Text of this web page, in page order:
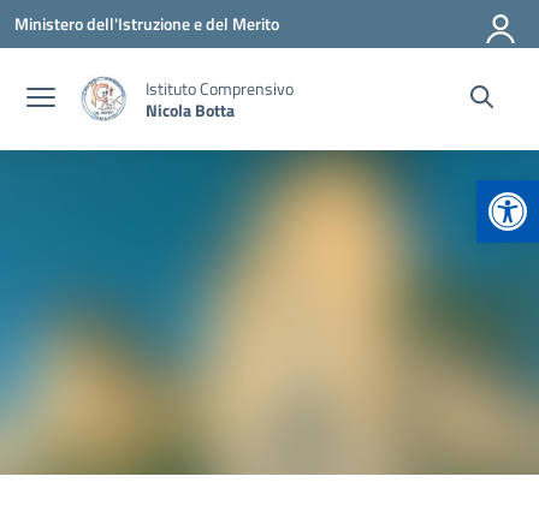
Vai ai contenuti
Vai al menu di navigazione
Vai al footer
Ministero dell'Istruzione e del Merito
Istituto Comprensivo
Nicola Botta